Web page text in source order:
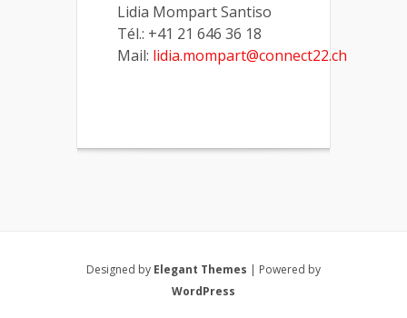
Lidia Mompart Santiso
Tél.: +41 21 646 36 18
Mail: lidia.mompart@connect22.ch
Designed by Elegant Themes | Powered by
WordPress